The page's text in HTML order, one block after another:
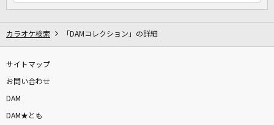
カラオケをもっと楽しもう！
カラオケ検索 「DAMコレクション」の詳細
サイトマップ
お問い合わせ
DAM
DAM★とも